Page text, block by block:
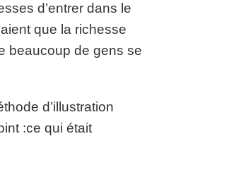
d’entrer dans le
que la richesse
beaucoup de gens se
d’illustration
:ce qui était